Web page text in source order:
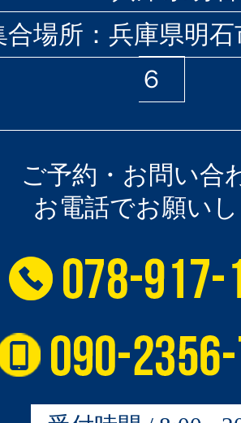
合場所：兵庫県明
６
ご予約・お問い合
お電話でお願い